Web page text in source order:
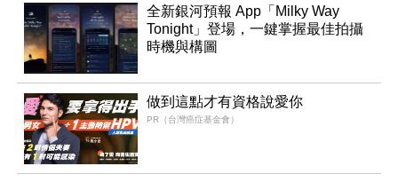
全新銀河預報 App「Milky Way
Tonight」登場，一鍵掌握最佳拍攝
時機與構圖
做到這點才有資格說愛你
PR（台灣癌症基金會）